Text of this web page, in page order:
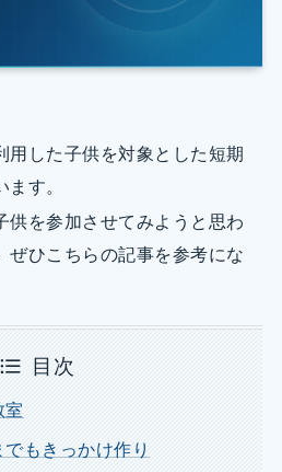
用した子供を対象とした短期
す。
供を参加させてみようと思わ
ぜひこちらの記事を参考にな
目次
室
もきっかけ作り